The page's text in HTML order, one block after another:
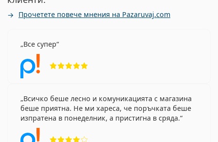
Прочетете повече мнения на Pazaruvaj.com
Все супер
Всичко беше лесно и комуникацията с магазина
беше приятна. Не ми хареса, че поръчката беше
изпратена в понеделник, а пристигна в сряда.